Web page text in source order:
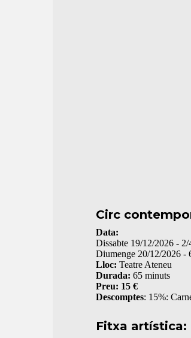
Circ
Data:
Dissabte 19/12/2026 - 2/
Diumenge 20/12/2026 -
Lloc: Teatre Ateneu
Durada: 65 minuts
Preu: 15 €
Descomptes: 15%:
Fitxa artística: